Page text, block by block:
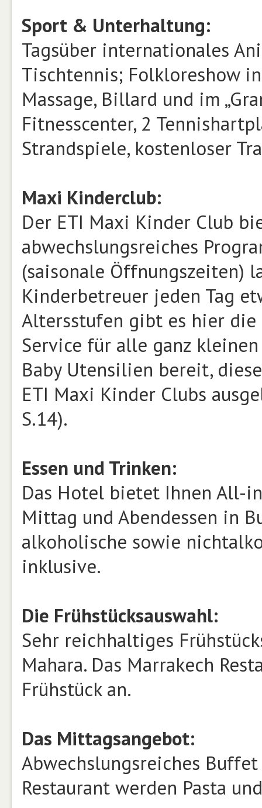
Sport & Unterhaltung:
Tagsüber internationales
Tischtennis; Folkloreshow
Massage, Billard und im
Fitnesscenter, 2
Strandspiele, kostenloser
Maxi Kinderclub:
Der ETI Maxi Kinder Club
abwechslungsreiches
(saisonale Öffnungszeiten)
Kinderbetreuer jeden Tag
Altersstufen gibt es hier die
Service für alle ganz
Baby Utensilien bereit,
ETI Maxi Kinder Clubs
S.14).
Essen und Trinken:
Das Hotel bietet Ihnen All-
Mittag und Abendessen in
alkoholische sowie
inklusive.
Die Frühstücksauswahl:
Sehr reichhaltiges
Mahara. Das Marrakech
Frühstück an.
Das Mittagsangebot:
Abwechslungsreiches
Restaurant werden Pasta